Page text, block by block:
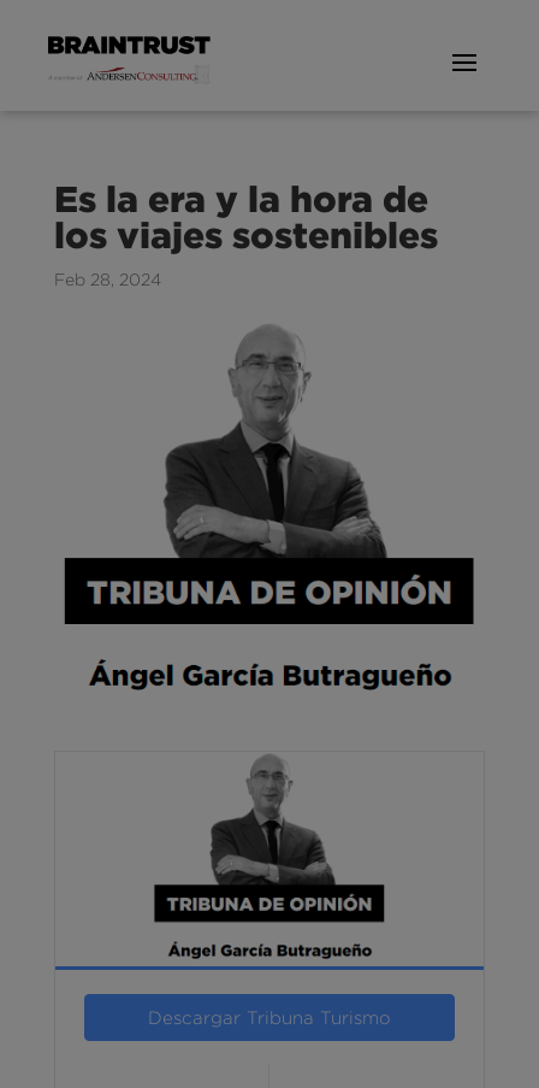
Es la era y la hora de
los viajes sostenibles
Feb 28, 2024
Descargar Tribuna Turismo